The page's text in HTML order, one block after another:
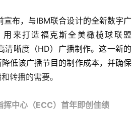
布，与IBM联合设计的全新数字广
来打造福克斯全美橄榄球联盟
清晰度（HD）广播制作。这一新的
低该广播节目的制作成本，并确保
转播的需要。
挥中心（ECC）首年即创佳绩